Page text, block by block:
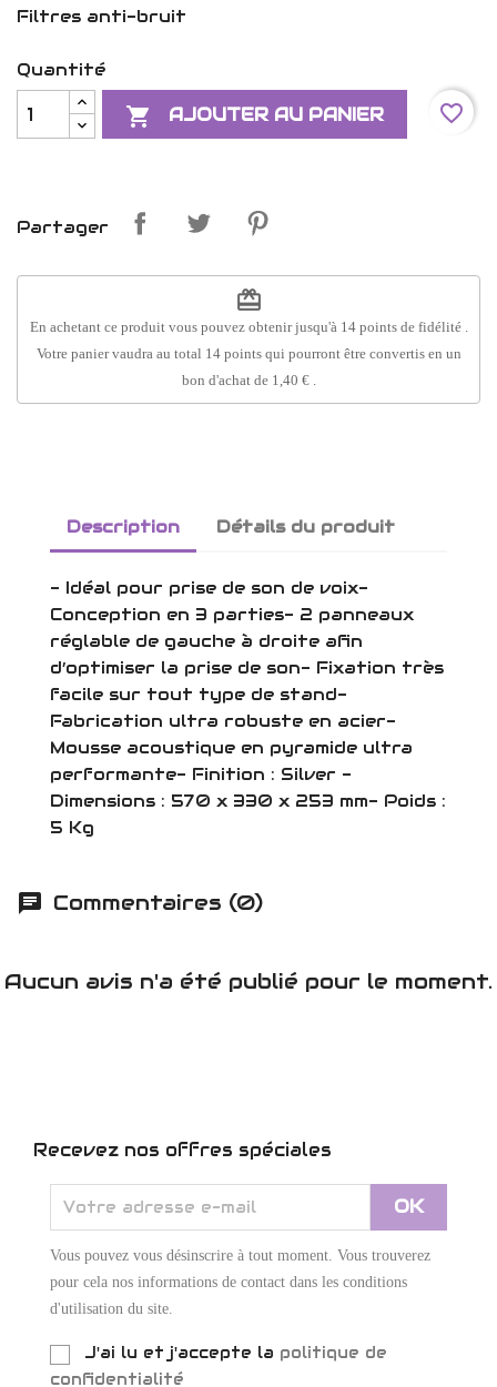
Filtres anti-bruit
Quantité
 AJOUTER AU PANIER favorite_border
Partager
redeem
En achetant ce produit vous pouvez obtenir jusqu'à 14points de fidélité.
Votre panier vaudra au total 14pointsqui pourront être convertis en un
bon d'achat de 1,40 €.
Description Détails du produit
- Idéal pour prise de son de voix-
Conception en 3 parties- 2 panneaux
réglable de gauche à droite afin
d’optimiser la prise de son- Fixation très
facile sur tout type de stand-
Fabrication ultra robuste en acier-
Mousse acoustique en pyramide ultra
performante- Finition : Silver -
Dimensions : 570 x 330 x 253 mm- Poids :
5 Kg
Commentaires (0)
Aucun avis n'a été publié pour le moment.
Recevez nos offres spéciales
Vous pouvez vous désinscrire à tout moment. Vous trouverez
pour cela nos informations de contact dans les conditions
d'utilisation du site.
J'ai lu et j'accepte la politique de
confidentialité